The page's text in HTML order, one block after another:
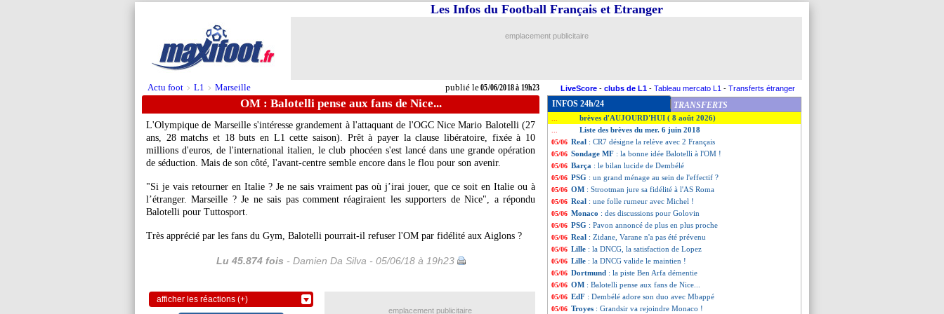
Actu foot > L1 > Marseille publié le05/06/2018 à 19h23
Les Infos du Football Français et Etranger
emplacement publicitaire
LiveScore - clubs de L1 - Tableau mercato L1 - Transferts étranger
OM : Balotelli pense aux fans de Nice...
L'Olympique de Marseille s'intéresse grandement à l'attaquant de l'OGC NiceMario Balotelli(27
ans, 28 matchs et 18 buts en L1 cette saison). Prêt à payer la clause libératoire, fixée à 10
millions d'euros, de l'international italien, le club phocéen s'est lancé dans une grande opération
de séduction. Mais de son côté, l'avant-centre semble encore dans le flou pour son avenir.
"Si je vais retourner en Italie ? Je ne sais vraiment pas où j’irai jouer, que ce soit en Italie ou à
l’étranger. Marseille ? Je ne sais pas comment réagiraient les supporters de Nice", a répondu
Balotelli pour Tuttosport.
Très apprécié par les fans du Gym, Balotelli pourrait-il refuser l'OM par fidélité aux Aiglons ?
Lu 45.874 fois - Damien Da Silva - 05/06/18 à 19h23
afficher les réactions (+)
INFOS 24h/24 TRANSFERTS
brèves d'AUJOURD'HUI ( 8 août 2026)
Liste des brèves du mer. 6 juin 2018
05/06 Real : CR7 désigne la relève avec 2 Français
05/06 Sondage MF : la bonne idée Balotelli à l'OM !
05/06 Barça : le bilan lucide de Dembélé
05/06 PSG : un grand ménage au sein de l'effectif ?
05/06 OM : Strootman jure sa fidélité à l'AS Roma
05/06 Real : une folle rumeur avec Michel !
05/06 Monaco : des discussions pour Golovin
05/06 PSG : Pavon annoncé de plus en plus proche
05/06 Real : Zidane, Varane n'a pas été prévenu
05/06 Lille : la DNCG, la satisfaction de Lopez
05/06 Lille : la DNCG valide le maintien !
05/06 Dortmund : la piste Ben Arfa démentie
05/06 OM : Balotelli pense aux fans de Nice...
05/06 EdF : Dembélé adore son duo avec Mbappé
05/06 Troyes : Grandsir va rejoindre Monaco !
emplacement publicitaire